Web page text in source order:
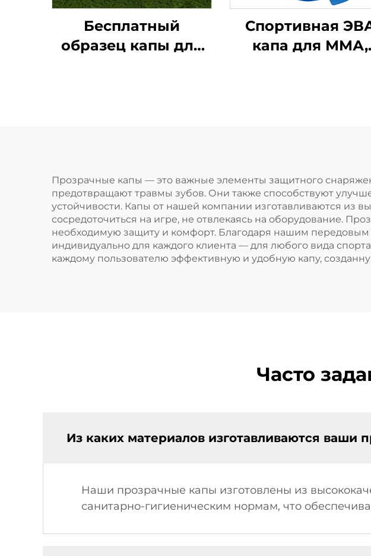
Бесплатный
образец капы для
для ММА, бокса
Спортивная
капа для ММА,
Прозрачные капы — это важные элементы защитного
предотвращают травмы зубов. Они также способствуют
устойчивости. Капы от нашей компании изготавливаются из
сосредоточиться на игре, не отвлекаясь на оборудование.
необходимую защиту и комфорт. Благодаря нашим
индивидуально для каждого клиента — для любого вида
каждому пользователю эффективную и удобную капу,
Часто
Из каких материалов изготавливаются ваши
Наши прозрачные капы изготовлены из
санитарно-гигиеническим нормам, что